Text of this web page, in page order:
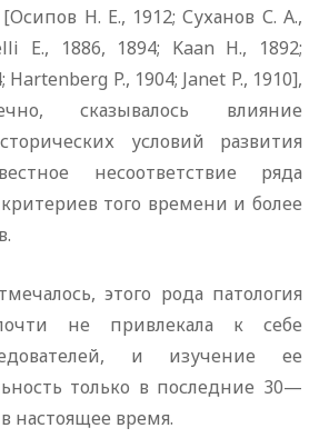
Н. Е., 1912; Суханов С. А.,
Е., 1886, 1894; Kaan Н., 1892;
Hartenberg P., 1904; Janet P., 1910],
сказывалось влияние
условий развития
несоответствие ряда
того времени и более
этого рода патология
не привлекала к себе
и изучение ее
только в последние 30—
настоящее время.